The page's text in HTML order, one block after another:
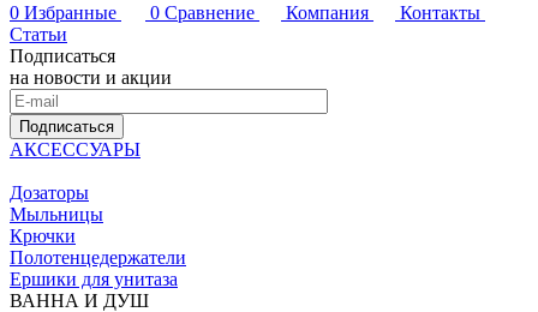
0 Избранные 0 Сравнение Компания
Контакты
Статьи
Подписаться
на новости и акции
Подписаться
АКСЕССУАРЫ
Дозаторы
Мыльницы
Крючки
Полотенцедержатели
Ершики для унитаза
ВАННА И ДУШ